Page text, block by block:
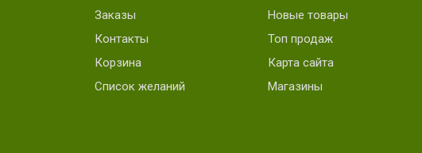
Заказы
Контакты
Корзина
Список желаний
Новые товары
Топ продаж
Карта сайта
Магазины